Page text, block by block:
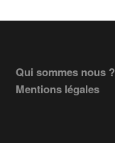
Footer
Qui sommes nous ?
Mentions légales